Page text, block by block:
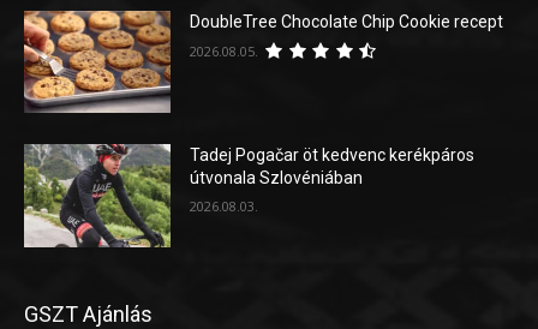
DoubleTree Chocolate Chip Cookie recept
2026.08.05.
Tadej Pogačar öt kedvenc kerékpáros
útvonala Szlovéniában
2026.08.03.
GSZT Ajánlás